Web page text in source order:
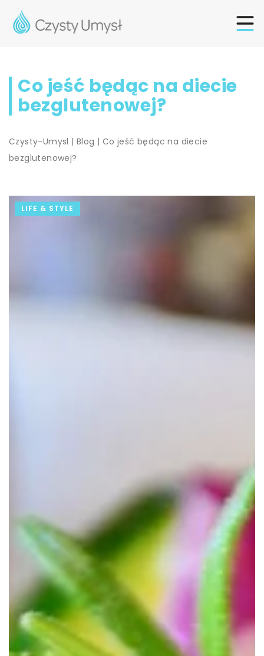
Co jeść będąc na diecie
bezglutenowej?
Czysty-Umysl |Blog | Co jeść będąc na diecie
bezglutenowej?
LIFE & STYLE